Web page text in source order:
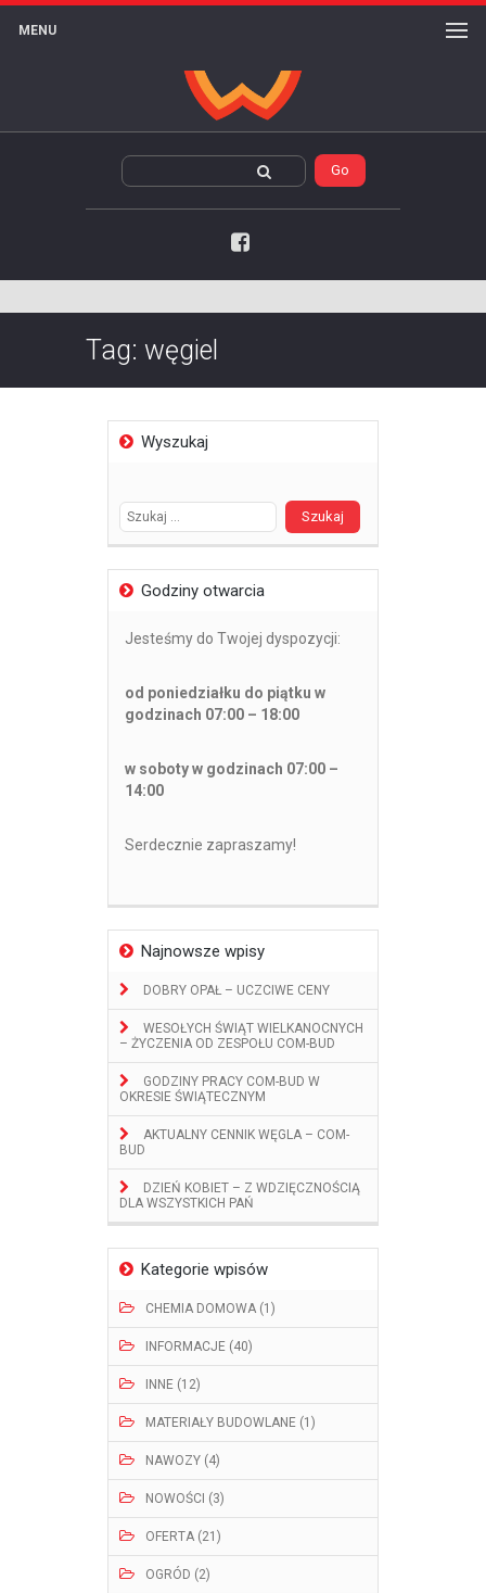
MENU
Tag: węgiel
Wyszukaj
Godziny otwarcia
Jesteśmy do Twojej dyspozycji:
od poniedziałku do piątku w
godzinach 07:00 – 18:00
w soboty w godzinach 07:00 –
14:00
Serdecznie zapraszamy!
Najnowsze wpisy
DOBRY OPAŁ – UCZCIWE CENY
WESOŁYCH ŚWIĄT WIELKANOCNYCH
– ŻYCZENIA OD ZESPOŁU COM-BUD
GODZINY PRACY COM-BUD W
OKRESIE ŚWIĄTECZNYM
AKTUALNY CENNIK WĘGLA – COM-
BUD
DZIEŃ KOBIET – Z WDZIĘCZNOŚCIĄ
DLA WSZYSTKICH PAŃ
Kategorie wpisów
CHEMIA DOMOWA (1)
INFORMACJE (40)
INNE (12)
MATERIAŁY BUDOWLANE (1)
NAWOZY (4)
NOWOŚCI (3)
OFERTA (21)
OGRÓD (2)